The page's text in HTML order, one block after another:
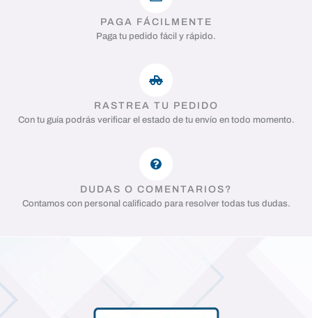
PAGA FÁCILMENTE
Paga tu pedido fácil y rápido.
RASTREA TU PEDIDO
Con tu guía podrás verificar el estado de tu envío en todo momento.
DUDAS O COMENTARIOS?
Contamos con personal calificado para resolver todas tus dudas.